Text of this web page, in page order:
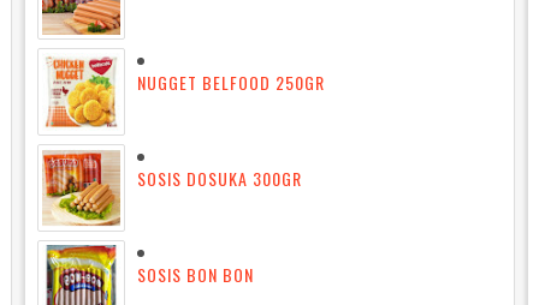
NUGGET BELFOOD 250GR
SOSIS DOSUKA 300GR
SOSIS BON BON